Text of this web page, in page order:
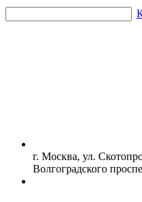
г. Москва, ул.
Волгоградского